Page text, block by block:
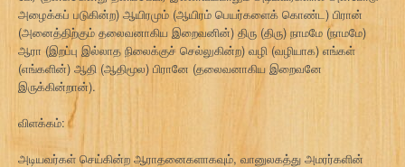
அழைக்கப் படுகின்ற) ஆயிரமும் (ஆயிரம் பெயர்களைக் கொண்ட) பிரான்
(அனைத்திற்கும் தலைவனாகிய இறைவனின்) திரு (திரு) நாமமே (நாமமே)
ஆரா (இறப்பு இல்லாத நிலைக்குச் செல்லுகின்ற) வழி (வழியாக) எங்கள்
(எங்களின்) ஆதி (ஆதிமூல) பிரானே (தலைவனாகிய இறைவனே
இருக்கின்றான்).
விளக்கம்:
அடியவர்கள் செய்கின்ற ஆராதனைகளாகவும், வானுலகத்து அமரர்களின்